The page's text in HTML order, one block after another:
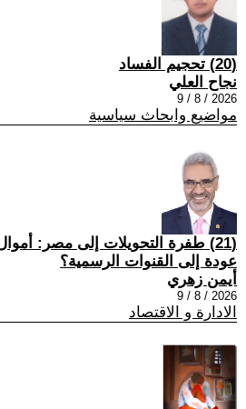
(20) تحجيم الفساد
نجاح العلي
2026 / 8 / 9
مواضيع وابحاث سياسية
(21) طفرة التحويلات إلى مصر:
عودة إلى القنوات الرسمية؟
أيمن زهري
2026 / 8 / 9
الادارة و الاقتصاد